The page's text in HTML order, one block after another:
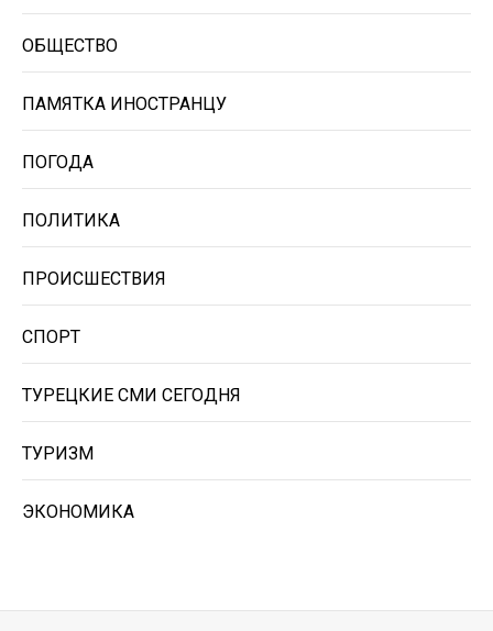
ОБЩЕСТВО
ПАМЯТКА ИНОСТРАНЦУ
ПОГОДА
ПОЛИТИКА
ПРОИСШЕСТВИЯ
СПОРТ
ТУРЕЦКИЕ СМИ СЕГОДНЯ
ТУРИЗМ
ЭКОНОМИКА